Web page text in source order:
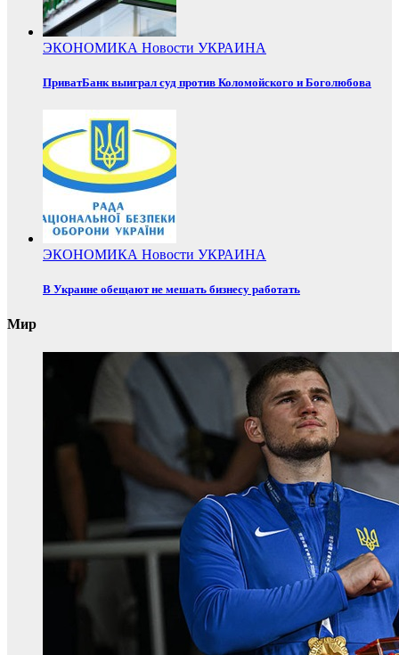
ЭКОНОМИКА Новости УКРАИНА
ПриватБанк выиграл суд против Коломойского и Боголюбова
ЭКОНОМИКА Новости УКРАИНА
В Украине обещают не мешать бизнесу работать
Мир